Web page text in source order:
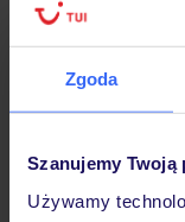
Zgoda
Szanujemy Twoją
Używamy
Hotel